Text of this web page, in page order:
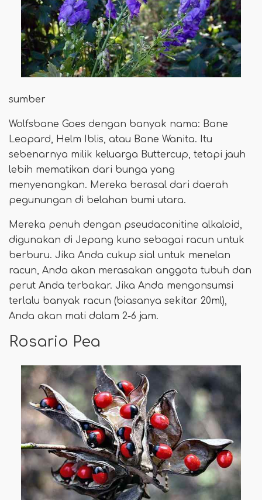
sumber
Wolfsbane Goes dengan banyak nama: Bane
Leopard, Helm Iblis, atau Bane Wanita. Itu
sebenarnya milik keluarga Buttercup, tetapi jauh
lebih mematikan dari bunga yang
menyenangkan. Mereka berasal dari daerah
pegunungan di belahan bumi utara.
Mereka penuh dengan pseudaconitine alkaloid,
digunakan di Jepang kuno sebagai racun untuk
berburu. Jika Anda cukup sial untuk menelan
racun, Anda akan merasakan anggota tubuh dan
perut Anda terbakar. Jika Anda mengonsumsi
terlalu banyak racun (biasanya sekitar 20ml),
Anda akan mati dalam 2-6 jam.
Rosario Pea